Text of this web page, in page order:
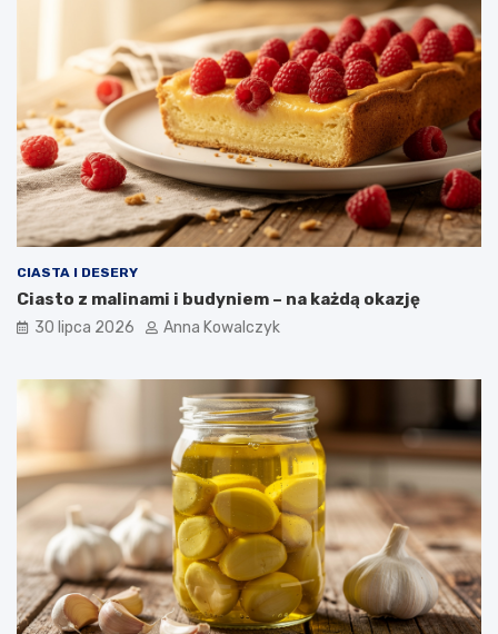
CIASTA I DESERY
Ciasto z malinami i budyniem – na każdą okazję
30 lipca 2026 Anna Kowalczyk